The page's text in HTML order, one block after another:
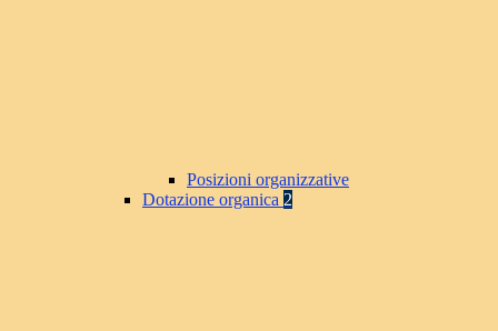
Posizioni organizzative
Dotazione organica 2